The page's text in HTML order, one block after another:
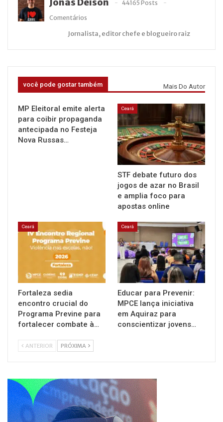
44165 Posts
Comentários
Jornalista, editor chefe e blogueiro raiz
você pode gostar também Mais Do Autor
MP Eleitoral emite alerta
para coibir propaganda
antecipada no Festeja
Nova Russas…
Ceará
STF debate futuro dos
jogos de azar no Brasil
e amplia foco para
apostas online
Ceará
Fortaleza sedia
encontro crucial do
Programa Previne para
fortalecer combate à…
Ceará
Educar para Prevenir:
MPCE lança iniciativa
em Aquiraz para
conscientizar jovens…
ANTERIOR PRÓXIMA